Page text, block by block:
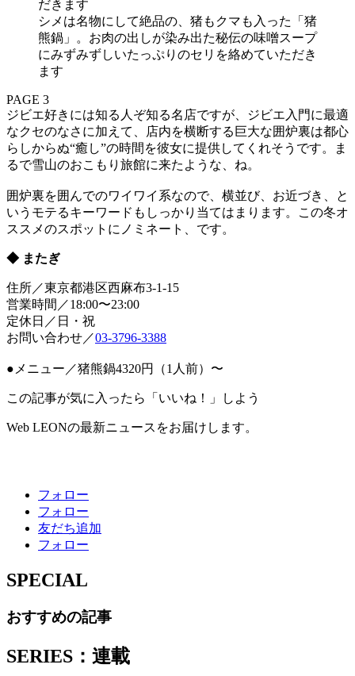
シメは名物にして絶品の、猪もクマも入った「猪
熊鍋」。お肉の出しが染み出た秘伝の味噌スープ
にみずみずしいたっぷりのセリを絡めていただき
ます
PAGE 3
ジビエ好きには知る人ぞ知る名店ですが、ジビエ入門に最適
なクセのなさに加えて、店内を横断する巨大な囲炉裏は都心
らしからぬ“癒し”の時間を彼女に提供してくれそうです。ま
るで雪山のおこもり旅館に来たような、ね。
囲炉裏を囲んでのワイワイ系なので、横並び、お近づき、と
いうモテるキーワードもしっかり当てはまります。この冬オ
ススメのスポットにノミネート、です。
◆ またぎ
住所／東京都港区西麻布3-1-15
営業時間／18:00〜23:00
定休日／日・祝
お問い合わせ／03-3796-3388
●メニュー／猪熊鍋4320円（1人前）〜
この記事が気に入ったら「いいね！」しよう
Web LEONの最新ニュースをお届けします。
フォロー
フォロー
友だち追加
フォロー
SPECIAL
おすすめの記事
SERIES：連載